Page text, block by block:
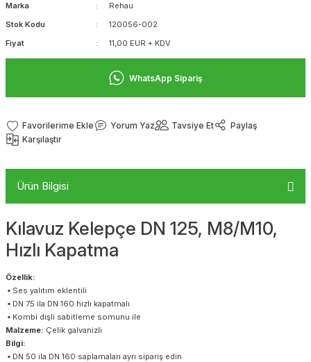
Marka
Rehau
Stok Kodu
120056-002
Fiyat
11,00 EUR + KDV
WhatsApp Sipariş
Yorum Yaz Tavsiye Et
Paylaş
Karşılaştır
Ürün Bilgisi
Kılavuz Kelepçe DN 125, M8/M10,
Hızlı Kapatma
Özellik:
▪ Ses yalıtım eklentili
▪ DN 75 ila DN 160 hızlı kapatmalı
▪ Kombi dişli sabitleme somunu ile
Malzeme: Çelik galvanizli
Bilgi:
▪ DN 50 ila DN 160 saplamaları ayrı sipariş edin